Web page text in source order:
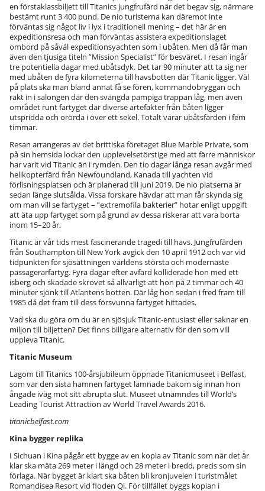
en förstaklassbiljett till Titanics jungfrufärd när det begav sig, närmare
bestämt runt 3 400 pund. De nio turisterna kan däremot inte
förväntassig något liv i lyx i traditionell mening – det här är en
expeditionsresa och man förväntas assistera expeditionslaget
ombord på såväl expeditionsyachten som i ubåten. Men då får man
även den tjusiga titeln ”Mission Specialist” för besväret. I resan ingår
tre potentiella dagar med ubåtsdyk. Det tar 90 minuter att ta sig ner
med ubåten de fyra kilometerna till havsbotten där Titanic ligger. Väl
på plats ska man bland annat få se fören, kommandobryggan och
rakt in i salongen där den svängda pampiga trappan låg, men även
området runt fartyget där diverse artefakter från båten ligger
utspridda och orörda i över ett sekel. Totalt varar ubåtsfärden i fem
timmar.
Resan arrangeras av det brittiska företaget Blue Marble Private, som
på sin hemsida lockar den upplevelsetörstige med att färre människor
har varit vid Titanic än i rymden. Den tio dagar långa resan avgår med
helikopterfärd från Newfoundland, Kanada till yachten vid
förlisningsplatsen och är planerad till juni 2019. De nio platserna är
sedan länge slutsålda. Vissa forskare hävdar att man får skynda sig
om man vill se fartyget – ”extremofila bakterier” hotar enligt uppgift
att äta upp fartyget som på grund av dessa riskerar att vara borta
inom 15–20 år.
Titanic är vår tids mest fascinerande tragedi till havs. Jungfrufärden
från Southampton till New York avgick den 10 april 1912 och var vid
tidpunkten för sjösättningen världens största och modernaste
passagerarfartyg. Fyra dagar efter avfärd kolliderade hon med ett
isberg och skadade skrovet så allvarligt att hon på 2 timmar och 40
minuter sjönk till Atlantens botten. Där låg hon sedan i fred fram till
1985 då det fram till dess försvunna fartyget hittades.
Vad ska du göra om du är en sjösjuk Titanic-entusiast eller saknar en
miljon till biljetten? Det finns billigare alternativ för den som vill
uppleva Titanic.
Titanic Museum
Lagom till Titanics 100-årsjubileum öppnade Titanicmuseet i Belfast,
som var den sista hamnen fartyget lämnade bakom sig innan hon
ångade iväg mot sitt abrupta slut. Museet utnämndes till World’s
Leading Tourist Attraction av World Travel Awards 2016.
titanicbelfast.com
Kina bygger replika
I Sichuan i Kina pågår ett bygge av en kopia av Titanic som när det är
klar ska mäta 269 meter i längd och 28 meter i bredd, precis som sin
förlaga. När bygget är klart ska båten bli kronjuvelen i turistmålet
Romandisea Resort vid floden Qi. För tillfället byggs kopian i